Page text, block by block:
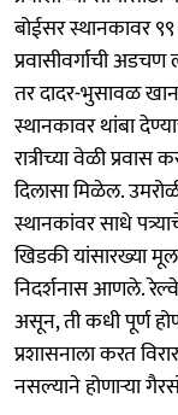
बोईसर स्थानकावर
प्रवासीवर्गाची अडचण
तर दादर-भुसावळ
स्थानकावर थांबा
रात्रीच्या वेळी
दिलासा मिळेल.
स्थानकांवर साधे
खिडकी यांसारख्या
निदर्शनास आणले.
असून, ती कधी पूर्ण
प्रशासनाला करत
नसल्याने होणाऱ्या